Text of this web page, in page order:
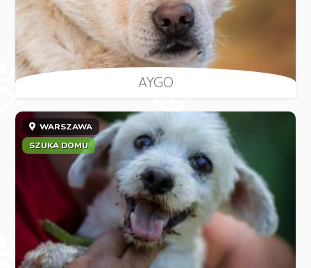
AYGO
WARSZAWA
SZUKA DOMU